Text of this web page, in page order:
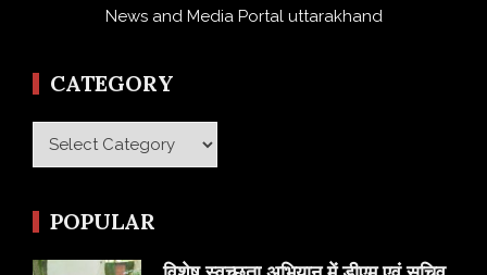
News and Media Portal uttarakhand
CATEGORY
Category
POPULAR